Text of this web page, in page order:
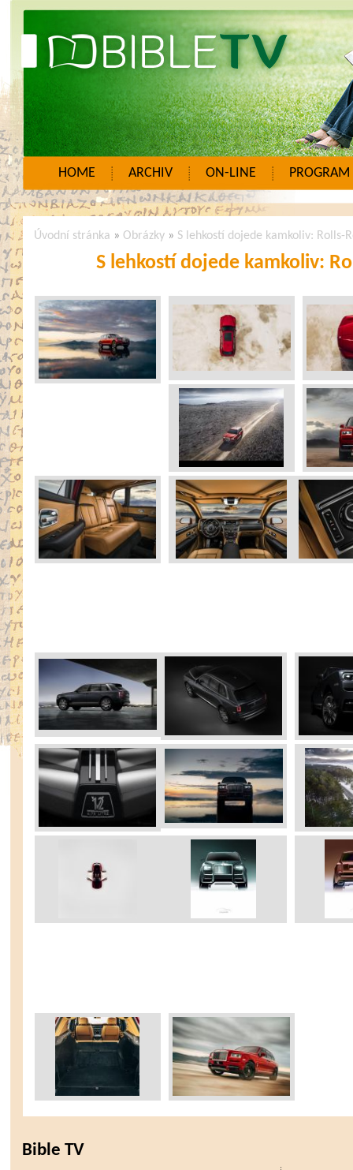
HOME ARCHIV ON-LINE PROGRAM
Úvodní stránka » Obrázky » S lehkostí dojede kamkoliv: Rolls-
S lehkostí dojede kamkoliv:
Bible TV